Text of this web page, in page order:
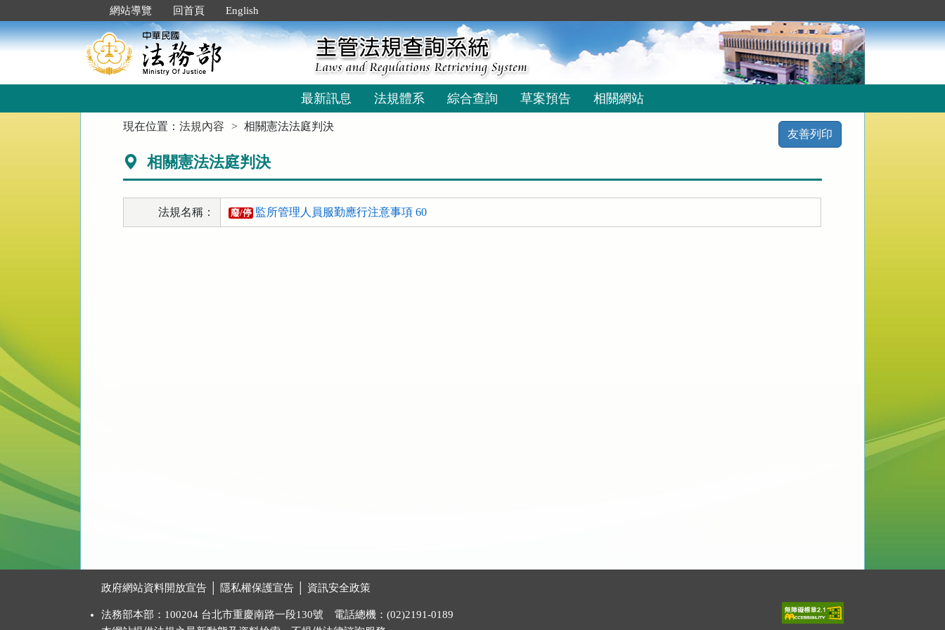
到
主
要
網站導覽 回首頁 English
最新訊息 法規體系 綜合查詢 草案預告 相關網站
現在位置：法規內容 相關憲法法庭判決
友善列印
相關憲法法庭判決
法規名稱： 廢/停 監所管理人員服勤應行注意事項 60
政府網站資料開放宣告 隱私權保護宣告 資訊安全政策
法務部本部：100204 台北市重慶南路一段130號 電話總機：(02)2191-0189